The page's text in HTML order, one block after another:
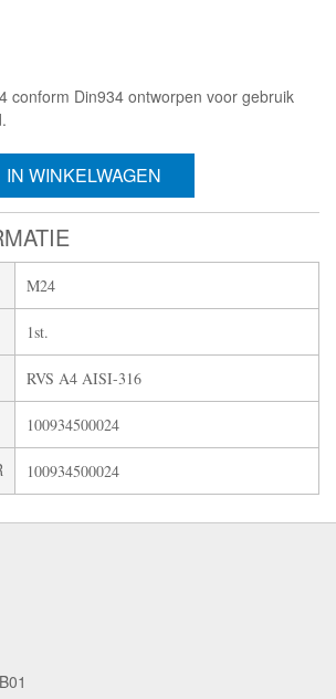
conform Din934 ontworpen voor gebruik
IN WINKELWAGEN
M24
1st.
RVS A4 AISI-316
100934500024
100934500024